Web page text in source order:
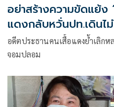
อย่าสร้างความขัดแย้ง
แดงกลับหวั่นปท.เดินไ
อดีตประธานคนเสื้อแดงย้ำเลิกห
จอมปลอม